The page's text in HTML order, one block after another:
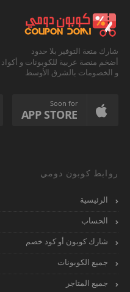
شارك متعة التوفير بلا حدود
أضخم منصة عربية للكوبونات و
و الخصومات بالشرق الأوسط
Soon for
APP STORE
روابط كوبون دومي
الرئيسية
الحساب
شارك كوبون أو كود خصم
جميع الكوبونات
جميع المتاجر